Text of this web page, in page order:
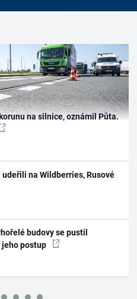
na silnice, oznámil Půta.
na Wildberries, Rusové
budovy se pustil
jeho postup